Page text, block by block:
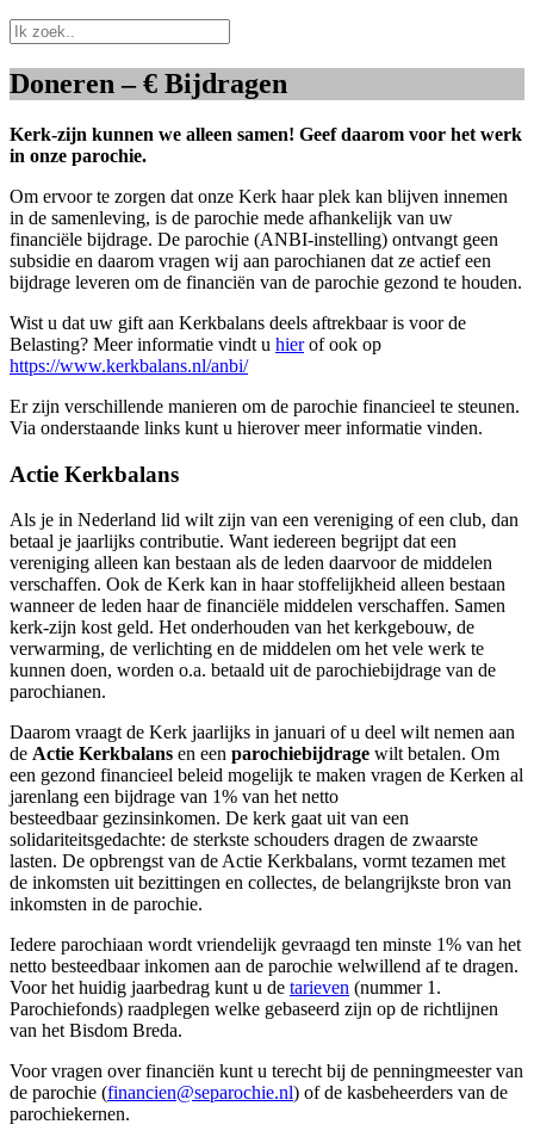
Doneren – € Bijdragen
Kerk-zijn kunnen we alleen samen! Geef daarom voor het werk
in onze parochie.
Om ervoor te zorgen dat onze Kerk haar plek kan blijven innemen
in de samenleving, is de parochie mede afhankelijk van uw
financiële bijdrage. De parochie (ANBI-instelling) ontvangt geen
subsidie en daarom vragen wij aan parochianen dat ze actief een
bijdrage leveren om de financiën van de parochie gezond te houden.
Wist u dat uw gift aan Kerkbalans deels aftrekbaar is voor de
Belasting? Meer informatie vindt u hierof ook op
https://www.kerkbalans.nl/anbi/
Er zijn verschillende manieren om de parochie financieel te steunen.
Via onderstaande links kunt u hierover meer informatie vinden.
Actie Kerkbalans
Als je in Nederland lid wilt zijn van een vereniging of een club, dan
betaal je jaarlijks contributie. Want iedereen begrijpt dat een
vereniging alleen kan bestaan als de leden daarvoor de middelen
verschaffen. Ook de Kerk kan in haar stoffelijkheid alleen bestaan
wanneer de leden haar de financiële middelen verschaffen. Samen
kerk-zijn kost geld. Het onderhouden van het kerkgebouw, de
verwarming, de verlichting en de middelen om het vele werk te
kunnen doen, worden o.a. betaald uit de parochiebijdrage van de
parochianen.
Daarom vraagt de Kerk jaarlijks in januari of u deel wilt nemen aan
de Actie Kerkbalans en een parochiebijdrage wilt betalen. Om
een gezond financieel beleid mogelijk te maken vragen de Kerken al
jarenlang een bijdrage van 1% van het netto
besteedbaar gezinsinkomen. De kerk gaat uit van een
solidariteitsgedachte: de sterkste schouders dragen de zwaarste
lasten. De opbrengst van de Actie Kerkbalans, vormt tezamen met
de inkomsten uit bezittingen en collectes, de belangrijkste bron van
inkomsten in de parochie.
Iedere parochiaan wordt vriendelijk gevraagd ten minste 1% van het
netto besteedbaar inkomen aan de parochie welwillend af te dragen.
Voor het huidig jaarbedrag kunt u de tarieven (nummer 1.
Parochiefonds) raadplegen welke gebaseerd zijn op de richtlijnen
van het Bisdom Breda.
Voor vragen over financiën kunt u terecht bij de penningmeester van
de parochie (financien@separochie.nl) of de kasbeheerders van de
parochiekernen.